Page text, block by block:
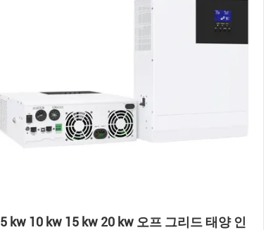
5 kw 10 kw 15 kw 20 kw 오프 그리드 태양 인